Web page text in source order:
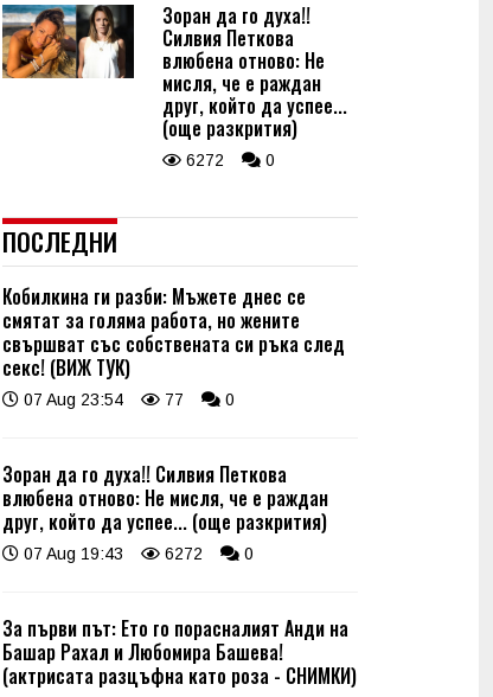
Зоран да го духа!!
Силвия Петкова
влюбена отново: Не
мисля, че е раждан
друг, който да успее...
(още разкрития)
6272 0
ПОСЛЕДНИ
Кобилкина ги разби: Мъжете днес се
смятат за голяма работа, но жените
свършват със собствената си ръка след
секс! (ВИЖ ТУК)
07 Aug 23:54 77 0
Зоран да го духа!! Силвия Петкова
влюбена отново: Не мисля, че е раждан
друг, който да успее... (още разкрития)
07 Aug 19:43 6272 0
За първи път: Ето го порасналият Анди на
Башар Рахал и Любомира Башева!
(актрисата разцъфна като роза - СНИМКИ)